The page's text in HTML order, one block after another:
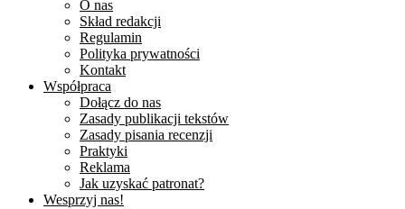
O nas
Skład redakcji
Regulamin
Polityka prywatności
Kontakt
Współpraca
Dołącz do nas
Zasady publikacji tekstów
Zasady pisania recenzji
Praktyki
Reklama
Jak uzyskać patronat?
Wesprzyj nas!